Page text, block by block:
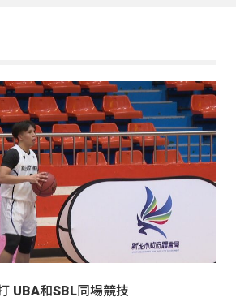
UBA和SBL同場競技